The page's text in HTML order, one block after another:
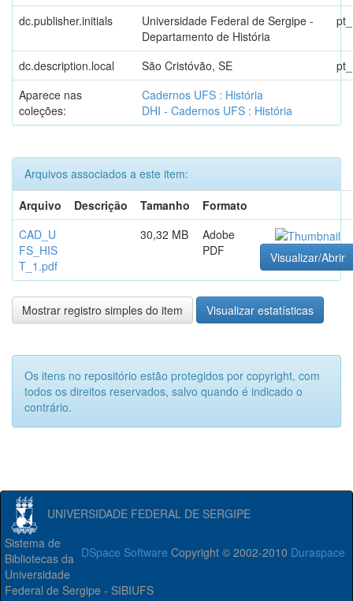
dc.publisher.initials
Universidade Federal de Sergipe -
Departamento de História
dc.description.local São Cristóvão, SE
Aparece nas
coleções:
Cadernos UFS : História
DHI - Cadernos UFS : História
Arquivos associados a este item:
Arquivo
Descrição Tamanho
Formato
CAD_U
FS_HIS
T_1.pdf
30,32 MB
Adobe
PDF
Visualizar/Abrir
Mostrar registro simples do item Visualizar estatísticas
Os itens no repositório estão protegidos por copyright, com
todos os direitos reservados, salvo quando é indicado o
contrário.
UNIVERSIDADE FEDERAL DE SERGIPE
DSpace Software Copyright © 2002-2010 Duraspace
Sistema de
Bibliotecas da
Universidade
Federal de Sergipe - SIBIUFS